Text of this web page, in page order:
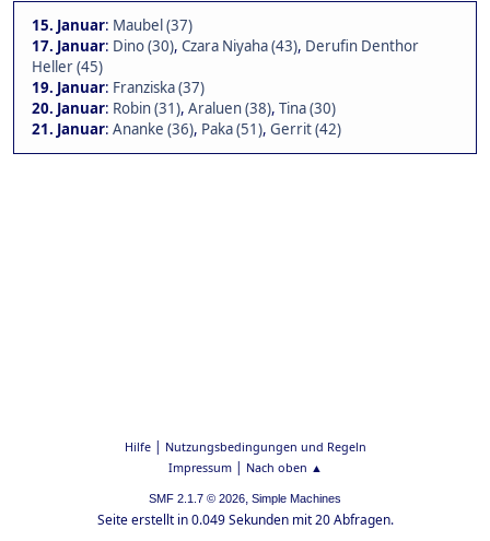
15. Januar: Maubel (37)
17. Januar: Dino (30), Czara Niyaha (43), Derufin Denthor
Heller (45)
19. Januar: Franziska (37)
20. Januar: Robin (31), Araluen (38), Tina (30)
21. Januar: Ananke (36), Paka (51), Gerrit (42)
Hilfe| Nutzungsbedingungen und Regeln
Impressum| Nach oben ▲
SMF 2.1.7 © 2026, Simple Machines
Seite erstellt in 0.049 Sekunden mit 20 Abfragen.